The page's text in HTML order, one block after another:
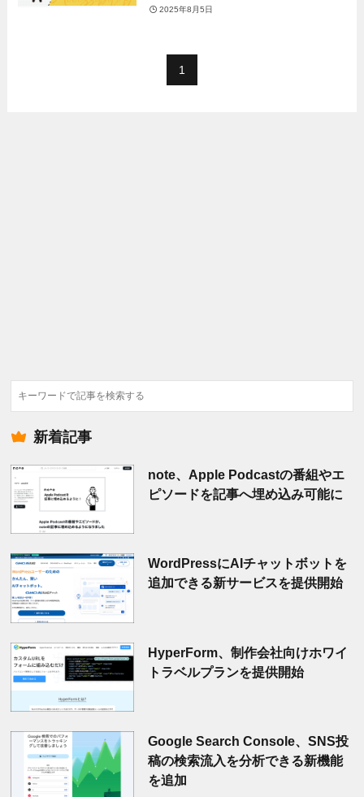
2025年8月5日
1
検
索
新着記事
note、Apple Podcastの番組やエ
ピソードを記事へ埋め込み可能に
WordPressにAIチャットボットを
追加できる新サービスを提供開始
HyperForm、制作会社向けホワイ
トラベルプランを提供開始
Google Search Console、SNS投
稿の検索流入を分析できる新機能
を追加